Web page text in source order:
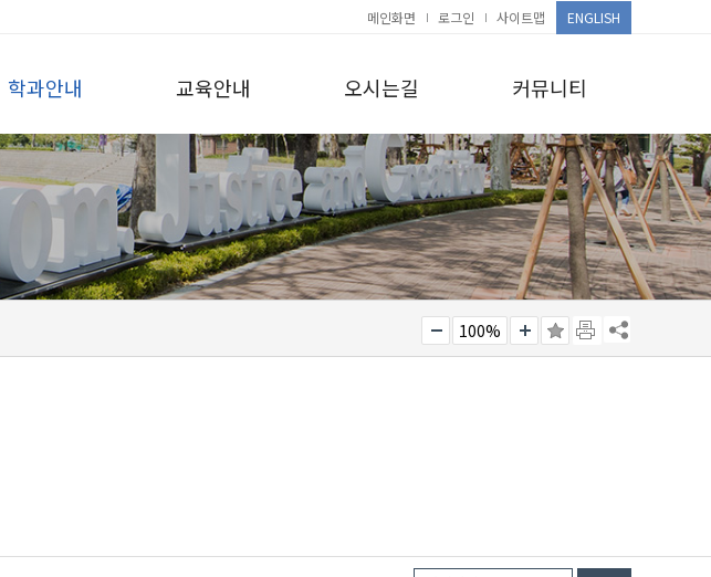
메인화면 로그인 사이트맵 ENGLISH
학과안내 교육안내 오시는길 커뮤니티
100%